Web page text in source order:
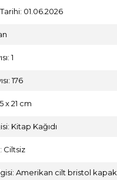
01.06.2026
1
176
x 21 cm
Kitap Kağıdı
Ciltsiz
Amerikan cilt bristol kapak